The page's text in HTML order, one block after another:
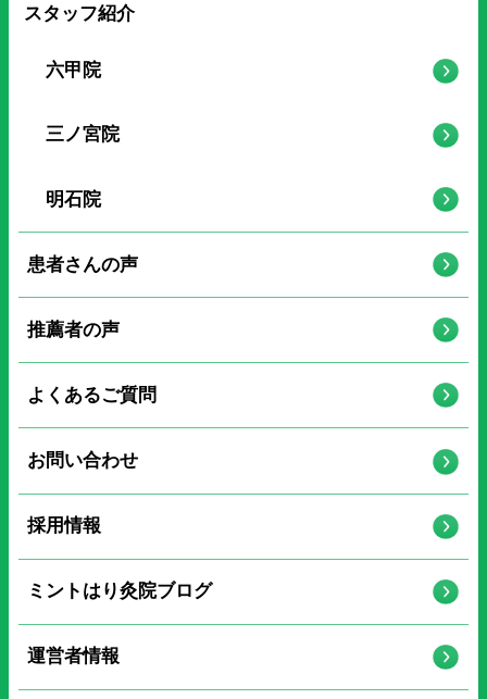
スタッフ紹介
六甲院
三ノ宮院
明石院
患者さんの声
推薦者の声
よくあるご質問
お問い合わせ
採用情報
ミントはり灸院ブログ
運営者情報